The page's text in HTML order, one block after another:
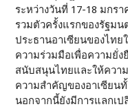
ระหว่างวันที่ 17-18 มกร
รวมตัวครั้งแรกของรัฐม
ประธานอาเซียนของไทย
ความร่วมมือเพื่อความยั่ง
สนับสนุนไทยและให้ควา
ความสำคัญของอาเซียน
นอกจากนี้ยังมีการแลกเ